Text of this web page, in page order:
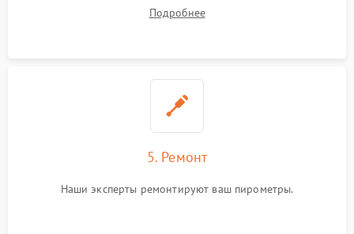
Подробнее
5. Ремонт
Наши эксперты ремонтируют ваш пирометры.